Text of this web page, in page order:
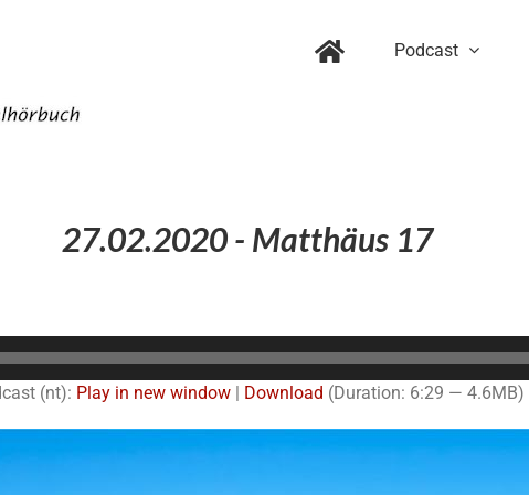
Podcast
27.02.2020 - Matthäus 17
(nt): Play in new window| Download (Duration: 6:29 — 4.6MB)